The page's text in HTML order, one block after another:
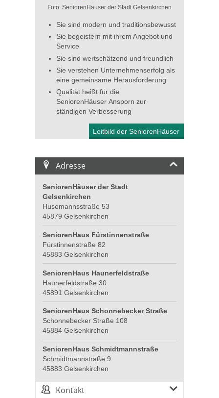
Foto: SeniorenHäuser der Stadt Gelsenkirchen
Sie sind modern und traditionsbewusst
Sie begeistern mit ihrem Angebot und
Service
Sie sind wertschätzend und freundlich
Sie verstehen Unternehmenserfolg als
eine gemeinsame Herausforderung
Qualität heißt für die
SeniorenHäuser Ansporn zur
ständigen Verbesserung
Leitbild der SeniorenHäuser
Adresse
SeniorenHäuser der Stadt
Gelsenkirchen
Husemannsstraße 53
45879 Gelsenkirchen
SeniorenHaus Fürstinnenstraße
Fürstinnenstraße 82
45883 Gelsenkirchen
SeniorenHaus Haunerfeldstraße
Haunerfeldstraße 30
45891 Gelsenkirchen
SeniorenHaus Schonnebecker Straße
Schonnebecker Straße 108
45884 Gelsenkirchen
SeniorenHaus Schmidtmannstraße
Schmidtmannstraße 9
45883 Gelsenkirchen
Kontakt